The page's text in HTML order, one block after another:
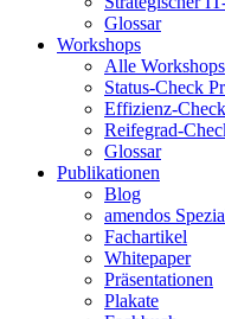
Glossar
Workshops
Alle Workshops
Status-Check
Effizienz-
Reifegrad-
Glossar
Publikationen
Blog
amendos
Fachartikel
Whitepaper
Präsentationen
Plakate